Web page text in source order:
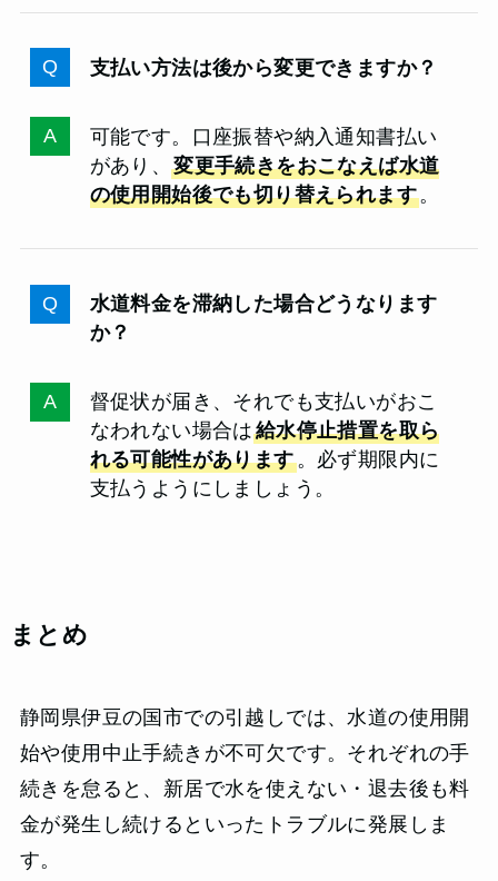
支払い方法は後から変更できますか？
可能です。口座振替や納入通知書払い
があり、変更手続きをおこなえば水道
の使用開始後でも切り替えられます。
水道料金を滞納した場合どうなります
か？
督促状が届き、それでも支払いがおこ
なわれない場合は給水停止措置を取ら
れる可能性があります。必ず期限内に
支払うようにしましょう。
まとめ
静岡県伊豆の国市での引越しでは、水道の使用開
始や使用中止手続きが不可欠です。それぞれの手
続きを怠ると、新居で水を使えない・退去後も料
金が発生し続けるといったトラブルに発展しま
す。